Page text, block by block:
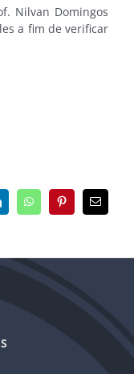
Nilvan Domingos
a fim de verificar
WhatsAppPinterest
E-
mail